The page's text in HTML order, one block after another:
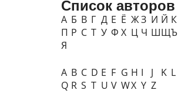
Список авторов
А Б В Г Д Е Ё ЖЗ И Й К
П Р С Т У Ф Х Ц Ч ШЩЪ
Я
A B C D E F G H I J K L
Q R S T U V WX Y Z